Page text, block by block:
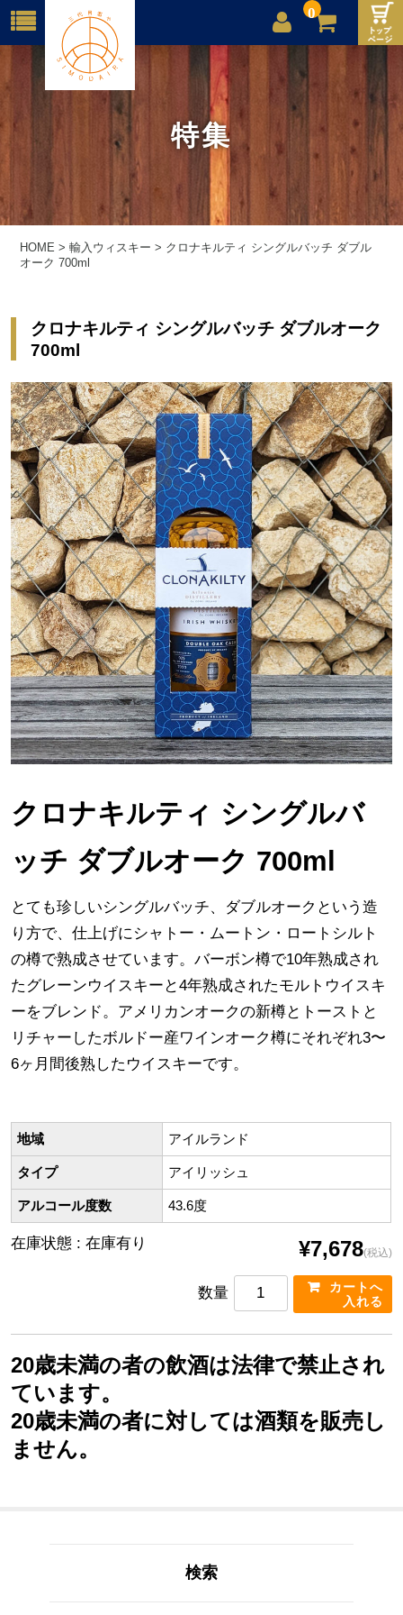
0
店舗案内
ご利用案内
送料
お問合せ
特集
HOME >輸入ウィスキー > クロナキルティ シングルバッチ ダブル
オーク 700ml
クロナキルティ シングルバッチ ダブルオーク
700ml
クロナキルティ シングルバ
ッチ ダブルオーク 700ml
とても珍しいシングルバッチ、ダブルオークという造
り方で、仕上げにシャトー・ムートン・ロートシルト
の樽で熟成させています。バーボン樽で10年熟成され
たグレーンウイスキーと4年熟成されたモルトウイスキ
ーをブレンド。アメリカンオークの新樽とトーストと
リチャーしたボルドー産ワインオーク樽にそれぞれ3〜
6ヶ月間後熟したウイスキーです。
地域 アイルランド
タイプ アイリッシュ
アルコール度数 43.6度
在庫状態 : 在庫有り ¥7,678(税込)
数量
20歳未満の者の飲酒は法律で禁止され
ています。
20歳未満の者に対しては酒類を販売し
ません。
検索